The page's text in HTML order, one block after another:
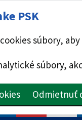
PSK
súbory,
súbory,
Odmietnuť